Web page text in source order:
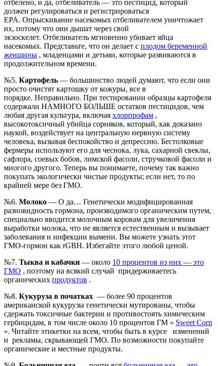
отбелено, и да, отбеливатель — это пестицид, который
должен регулироваться и регистрироваться
EPA. Опрыскивание насекомых отбеливателем уничтожает
их, потому что они дышат через свой
экзоскелет. Отбеливатель мгновенно убивает яйца
насекомых. Представьте, что он делает с плодом беременной
женщины , младенцами и детьми, которые развиваются в
продолжительном времени.
№5. Картофель — большинство людей думают, что если они
просто очистят картошку от кожуры, все в
порядке. Неправильно. При тестировании образцы картофеля
содержали НАМНОГО БОЛЬШЕ остатков пестицидов, чем
любая другая культура, включая хлорпрофам ,
высокотоксичный убийца сорняков, который, как доказано
наукой, воздействует на центральную нервную систему
человека, вызывая беспокойство и депрессию. Бестолковые
фермеры используют его для чеснока, лука, сахарной свеклы,
сафлора, соевых бобов, лимской фасоли, стручковой фасоли и
многого другого. Теперь вы понимаете, почему так важно
покупать экологически чистые продукты; если нет, то по
крайней мере без ГМО.
№6. Молоко — О да… Генетически модифицированная
разновидность гормона, производимого органическим путем,
специально вводится молочным коровам для увеличения
выработки молока, что не является естественным и вызывает
заболевания и инфекции вымени. Вы можете узнать этот
ГМО-гормон как rGBH. Избегайте этого любой ценой.
№7. Тыква и кабачки — около 10 процентов из них — это
ГМО , поэтому на всякий случай придерживаетесь
органических продуктов .
№8. Кукуруза в початках — более 90 процентов
американской кукурузы генетически мутированы, чтобы
сдержать токсичные бактерии и противостоять химическим
гербицидам, в том числе около 10 процентов ГМ « Sweet Corn
». Читайте этикетки на всем, чтобы быть в курсе изменений
и рекламы, скрывающей ГМО. По возможности покупайте
органические и местные продукты.